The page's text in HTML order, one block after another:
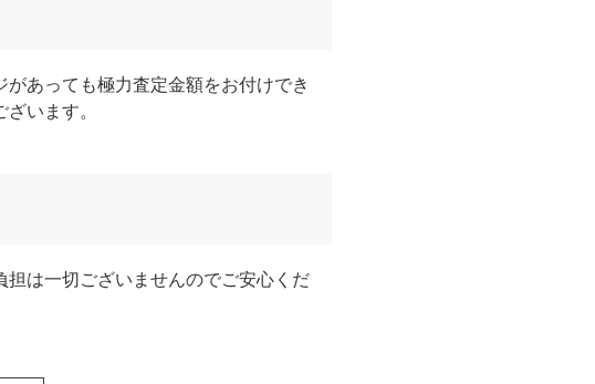
あっても極力査定金額をお付けでき
います。
は一切ございませんのでご安心くだ